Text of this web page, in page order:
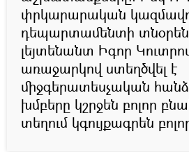
փրկարարական
դեպարտամենտի տնօրեն
լեյտենանտ Իգոր
առաջարկով ստեղծվել է
միջգերատեսչական
խմբերը կշրջեն բոլոր
տեղում կգույքագրեն